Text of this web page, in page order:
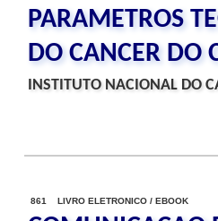
PARAMETROS
DO CANCER DO
INSTITUTO NACIONAL DO
861 LIVRO ELETRONICO / EBOOK